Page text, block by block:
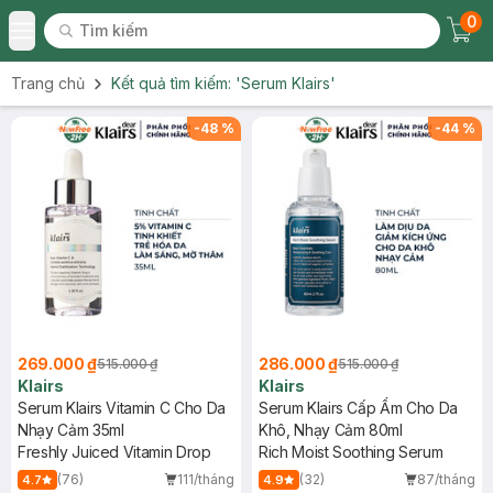
Toggle Menu
Tìm kiếm
Tìm kiếm
0
Trang chủ Kết quả tìm kiếm: 'Serum Klairs'
-48 %
269.000 ₫515.000 ₫
Klairs
Serum Klairs Vitamin C Cho Da
Nhạy Cảm 35ml
Freshly Juiced Vitamin Drop
4.7 (76)
111/tháng
-44 %
286.000 ₫515.000 ₫
Klairs
Serum Klairs Cấp Ẩm Cho Da
Khô, Nhạy Cảm 80ml
Rich Moist Soothing Serum
4.9 (32)
87/tháng